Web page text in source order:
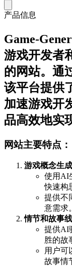
产品信息
Game-
游戏开发者
的网站。通
该平台提供
加速游戏开
品高效地实
网站主要特点：
游戏概念生成
使用AI
快速构
提供不
意需求。
情节和故事
提供AI
胜的故
用户可
故事情